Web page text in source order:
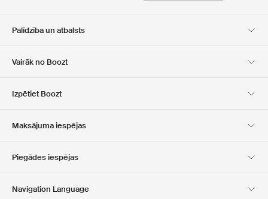
Palīdzība un atbalsts
Vairāk no Boozt
Club Boozt
Izpētiet Boozt
Preses un balvas
Maksājuma iespējas
Piegādes iespējas
Navigation Language